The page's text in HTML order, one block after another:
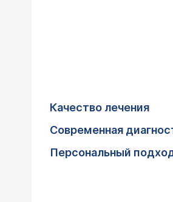
Качество лечения
Современная
Персональный